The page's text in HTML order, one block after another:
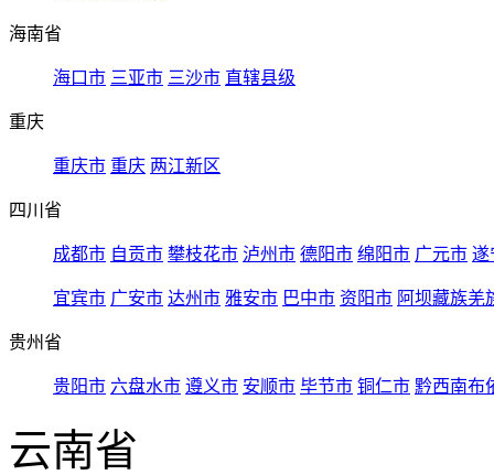
海南省
海口市 三亚市 三沙市 直辖县级
重庆
重庆市 重庆 两江新区
四川省
成都市 自贡市 攀枝花市 泸州市 德阳市 绵阳市 广元市 遂
宜宾市 广安市 达州市 雅安市 巴中市 资阳市 阿坝藏族羌
贵州省
贵阳市 六盘水市 遵义市 安顺市 毕节市 铜仁市 黔西南布
云南省